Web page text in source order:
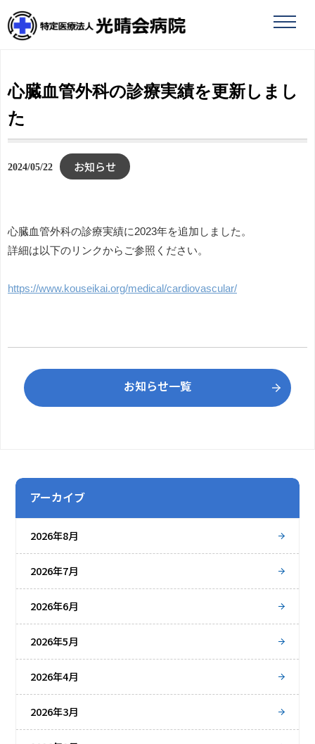
toggle
アーカイブ
2026年8月
2026年7月
2026年6月
2026年5月
2026年4月
2026年3月
心臓血管外科の診療実績を更新しまし
た
2024/05/22 お知らせ
心臓血管外科の診療実績に2023年を追加しました。
詳細は以下のリンクからご参照ください。
https://www.kouseikai.org/medical/cardiovascular/
お知らせ一覧